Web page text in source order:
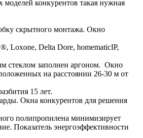
конкурентов такая нужная
скрытного монтажа. Окно
Loxone, Delta Dore, homematicIP,
стеклом заполнен аргоном. Окно
на расстоянии 26-30 м от
15 лет.
Окна конкурентов для решения
полипропилена минимизирует
Показатель энергоэффективности